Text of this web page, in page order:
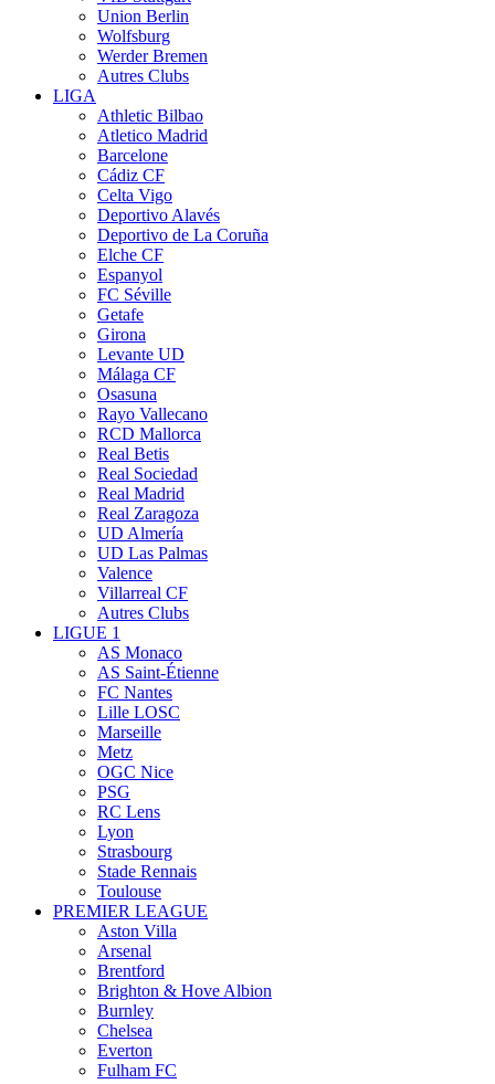
Union Berlin
Wolfsburg
Werder Bremen
Autres Clubs
LIGA
Athletic Bilbao
Atletico Madrid
Barcelone
Cádiz CF
Celta Vigo
Deportivo Alavés
Deportivo de La Coruña
Elche CF
Espanyol
FC Séville
Getafe
Girona
Levante UD
Málaga CF
Osasuna
Rayo Vallecano
RCD Mallorca
Real Betis
Real Sociedad
Real Madrid
Real Zaragoza
UD Almería
UD Las Palmas
Valence
Villarreal CF
Autres Clubs
LIGUE 1
AS Monaco
AS Saint-Étienne
FC Nantes
Lille LOSC
Marseille
Metz
OGC Nice
PSG
RC Lens
Lyon
Strasbourg
Stade Rennais
Toulouse
PREMIER LEAGUE
Aston Villa
Arsenal
Brentford
Brighton & Hove Albion
Burnley
Chelsea
Everton
Fulham FC